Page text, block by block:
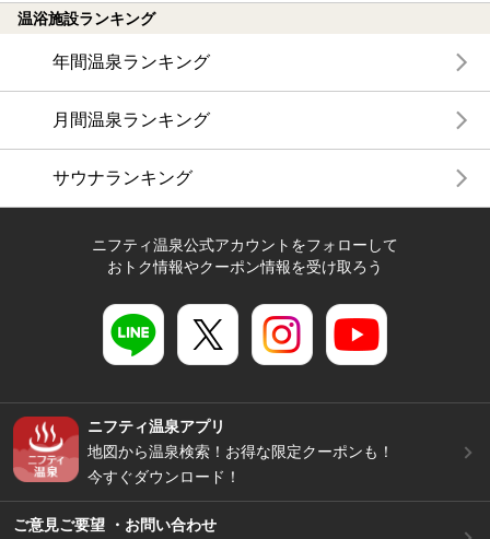
温浴施設ランキング
年間温泉ランキング
月間温泉ランキング
サウナランキング
ニフティ温泉公式アカウントをフォローして
おトク情報やクーポン情報を受け取ろう
ニフティ温泉アプリ
地図から温泉検索！お得な限定クーポンも！
今すぐダウンロード！
ご意見ご要望 ・お問い合わせ